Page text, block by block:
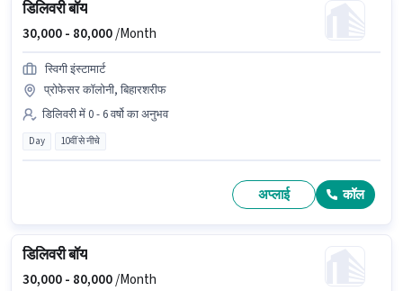
डिलिवरी बॉय
30,000 - 80,000/Month
स्विगी इंस्टामार्ट
प्रोफेसर कॉलोनी, बिहारशरीफ
डिलिवरी में 0 - 6 वर्षो का अनुभव
Day 10वीं से नीचे
अप्लाई कॉल
डिलिवरी बॉय
30,000 - 80,000/Month